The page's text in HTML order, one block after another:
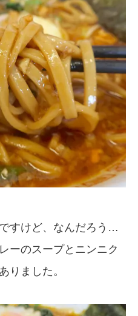
すけど、なんだろう…
ーのスープとニンニク
りました。